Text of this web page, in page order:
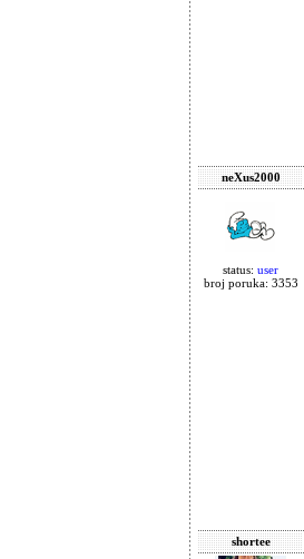
neXus2000
status: user
broj poruka: 3353
shortee